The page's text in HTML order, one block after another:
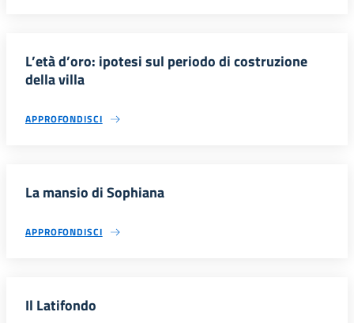
L’età d’oro: ipotesi sul periodo di costruzione
della villa
APPROFONDISCI
La mansio di Sophiana
APPROFONDISCI
Il Latifondo